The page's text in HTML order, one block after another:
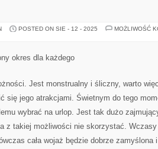
POSTED ON SIE - 12 - 2025
MOŻLIWOŚĆ
okres dla każdego
Jest monstrualny i śliczny, warto
się jego atrakcjami. Świetnym do tego
wybrać na urlop. Jest tak dużo
z takiej możliwości nie skorzystać. Wczasy
cała wojaż będzie dobrze zamyślona